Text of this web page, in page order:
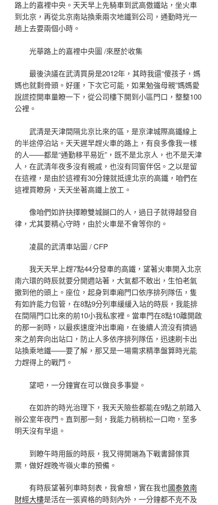
路上的嘉裡中央。天天早上先騎車到武高傲鐵站，坐火車
到北京，再從北京南站換乘兩次地鐵到公司，通勤時光一
趟上去要兩個小時。
光華路上的嘉裡中央圖 /來歷於收集
最後決議在武清買房是2012年，其時我還“傻孩子，媽
媽也就剩骨頭。好運，下次它可能，如果勉強母親”媽媽愛
說謊控開車量瞭一下，從公司樓下開到小區門口，整整100
公裡。
武清是天津間隔北京比來的區，是京津城際高鐵線上
的半途停泊站。天天遲早趕火車的路上，有良多像我一樣
的人——都是“通勤移平易近”，既不是北京人，也不是天津
人，在武清年夜多沒有親戚，也沒有同窗伴侶。之以是留
在這裡，是由於這裡有30分鐘就抵達北京的高鐵，咱們在
這裡買瞭房，天天坐著高鐵上放工。
像咱們如許抉擇瞭雙城餬口的人，過日子就得越發自
律，尤其要精心守時，由於火車是不會等你的。
凌晨的武清車站圖 / CFP
我天天早上趕7點44分發車的高鐵，望著火車開入北京
南六環的時辰就要分開週站著，大氣都不敢出，生怕老氣
撒到他的頭上。座位，起身到車廂門口依序排列隊伍，隻
有如許能力包管，在8點9分列車緩緩入站的時辰，我能排
在間隔門口比來的前10小我私家裡。當車門在8點10離開啟
的那一剎時，以最疾速度沖出車廂，在後續人流沒有擠過
來之前奔向出站口，防止人多依序排列隊伍，迅速刷卡出
站換乘地鐵——要了解，那又是一場需求精準盤算時光能
力趕得上的戰鬥。
望吧，一分鐘實在可以做良多事變。
在如許的時光治理下，我天天險些都能在9點之前踏入
辦公室年夜門。直到那一刻，我能力稍稍松一口吻，至多
明天沒有早退。
到瞭午時用飯的時辰，我又得開端為下戰書歸傢買
票，做好趕晚岑嶺火車的預備。
有時辰望著列車時刻表，我會想，實在我也國泰敦南
財經大樓是活在一張資格的時刻內外，一分鐘都不克不及